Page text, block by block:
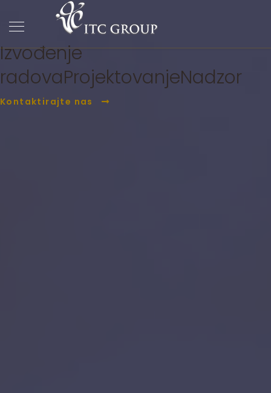
PC Građevina
Izvođenje
radovaProjektovanjeNadzor
Kontaktirajte nas